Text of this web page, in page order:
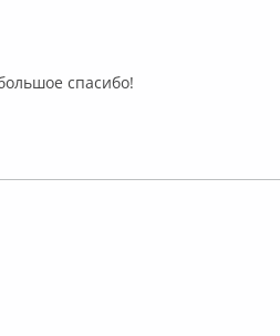
спасибо!